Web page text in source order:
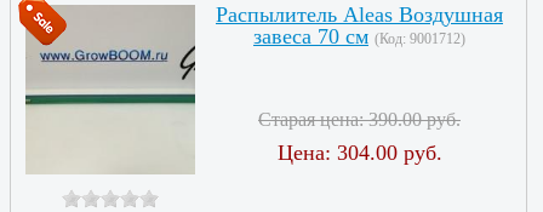
Распылитель Aleas Воздушная
завеса 70 см (Код: 9001712)
Старая цена:390.00 руб.
Цена: 304.00 руб.